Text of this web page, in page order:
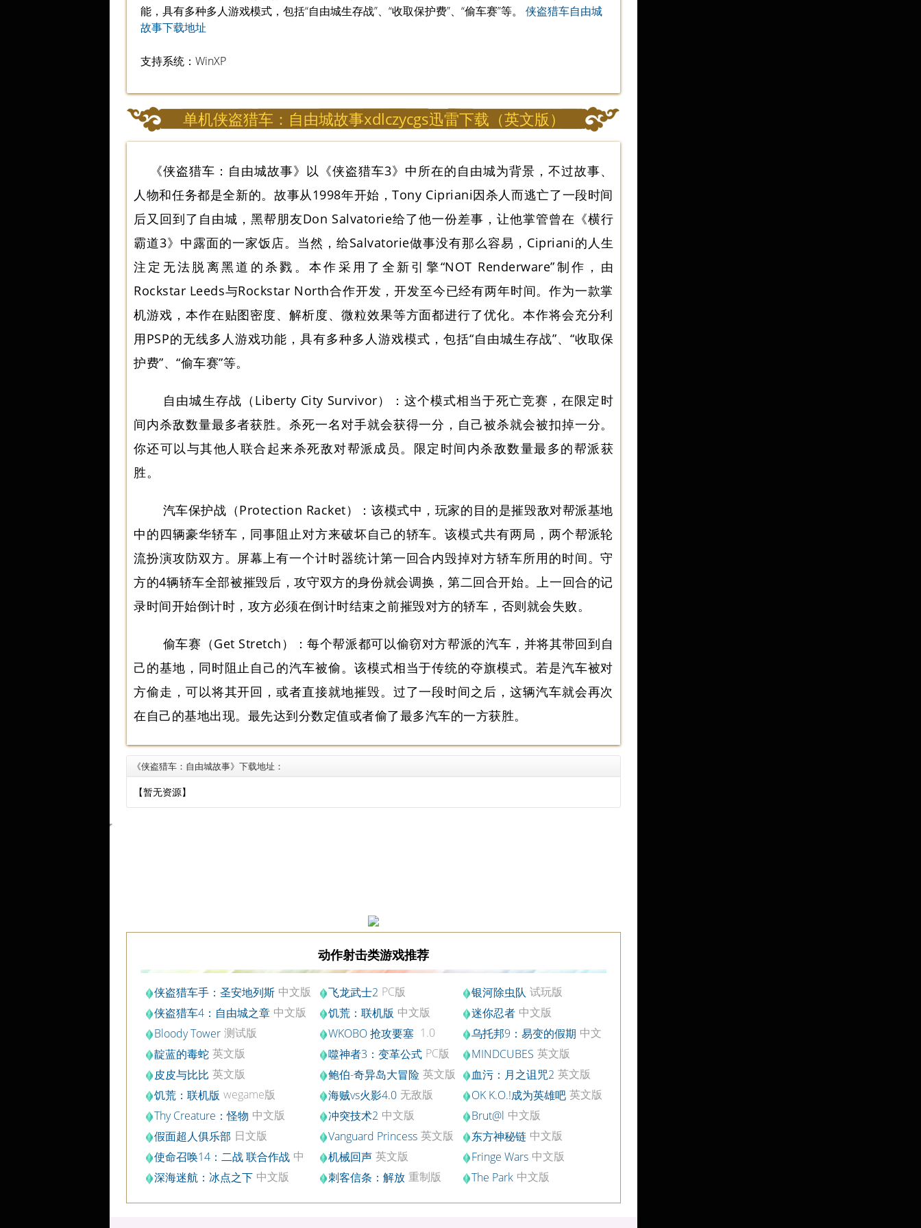
能，具有多种多人游戏模式，包括“自由城生存战”、“收取保护费”、“偷车赛”等。 侠盗猎车自由城
故事下载地址
支持系统：WinXP
单机侠盗猎车：自由城故事xdlczycgs迅雷下载（英文版）
《侠盗猎车：自由城故事》以《侠盗猎车3》中所在的自由城为背景，不过故事、
人物和任务都是全新的。故事从1998年开始，Tony Cipriani因杀人而逃亡了一段时间
后又回到了自由城，黑帮朋友Don Salvatorie给了他一份差事，让他掌管曾在《横行
霸道3》中露面的一家饭店。当然，给Salvatorie做事没有那么容易，Cipriani的人生
注定无法脱离黑道的杀戮。本作采用了全新引擎“NOT Renderware”制作，由
Rockstar Leeds与Rockstar North合作开发，开发至今已经有两年时间。作为一款掌
机游戏，本作在贴图密度、解析度、微粒效果等方面都进行了优化。本作将会充分利
用PSP的无线多人游戏功能，具有多种多人游戏模式，包括“自由城生存战”、“收取保
护费”、“偷车赛”等。
自由城生存战（Liberty City Survivor）：这个模式相当于死亡竞赛，在限定时
间内杀敌数量最多者获胜。杀死一名对手就会获得一分，自己被杀就会被扣掉一分。
你还可以与其他人联合起来杀死敌对帮派成员。限定时间内杀敌数量最多的帮派获
胜。
汽车保护战（Protection Racket）：该模式中，玩家的目的是摧毁敌对帮派基地
中的四辆豪华轿车，同事阻止对方来破坏自己的轿车。该模式共有两局，两个帮派轮
流扮演攻防双方。屏幕上有一个计时器统计第一回合内毁掉对方轿车所用的时间。守
方的4辆轿车全部被摧毁后，攻守双方的身份就会调换，第二回合开始。上一回合的记
录时间开始倒计时，攻方必须在倒计时结束之前摧毁对方的轿车，否则就会失败。
偷车赛（Get Stretch）：每个帮派都可以偷窃对方帮派的汽车，并将其带回到自
己的基地，同时阻止自己的汽车被偷。该模式相当于传统的夺旗模式。若是汽车被对
方偷走，可以将其开回，或者直接就地摧毁。过了一段时间之后，这辆汽车就会再次
在自己的基地出现。最先达到分数定值或者偷了最多汽车的一方获胜。
《侠盗猎车：自由城故事》下载地址：
【暂无资源】
动作射击类游戏推荐
侠盗猎车手：圣安地列斯 中文版 飞龙武士2 PC版 银河除虫队 试玩版
侠盗猎车4：自由城之章 中文版 饥荒：联机版 中文版
193574
迷你忍者 中文版
Bloody Tower 测试版 WKOBO 抢攻要塞 1.0 乌托邦9：易变的假期 中文
版
靛蓝的毒蛇 英文版 噬神者3：变革公式 PC版 MINDCUBES 英文版
皮皮与比比 英文版 鲍伯-奇异岛大冒险 英文版 血污：月之诅咒2 英文版
饥荒：联机版 wegame版 海贼vs火影4.0 无敌版 OK K.O.!成为英雄吧 英文版
Thy Creature：怪物 中文版 冲突技术2 中文版 Brut@l 中文版
假面超人俱乐部 日文版 Vanguard Princess 英文版 东方神秘链 中文版
使命召唤14：二战 联合作战 中
文版
机械回声 英文版 Fringe Wars 中文版
深海迷航：冰点之下 中文版 刺客信条：解放 重制版 The Park 中文版